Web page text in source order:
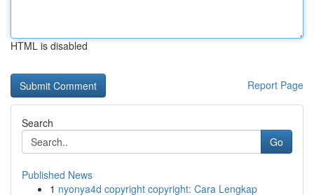
HTML is disabled
Report Page
Search
Go
Published News
1 nyonya4d copyright copyright: Cara Lengkap